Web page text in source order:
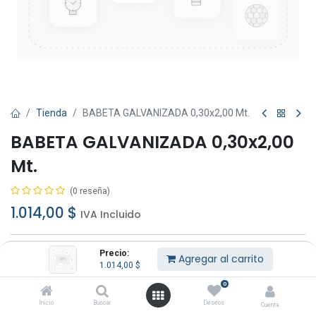
Precio:
1.014,00 $ Agregar al carrito
Inicio Buscar
0
Deseos Cuenta
Tienda BABETA GALVANIZADA 0,30x2,00 Mt.
BABETA GALVANIZADA 0,30x2,00
Mt.
(0 reseña)
1.014,00 $ IVA Incluido
Agregar al carrito Comprar ahora